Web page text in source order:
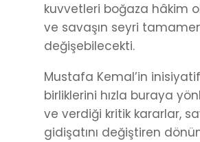
kuvvetleri boğaza hâkim
ve savaşın seyri
değişebilecekti.
Mustafa Kemal’in
birliklerini hızla buraya
ve verdiği kritik kararlar,
gidişatını değiştiren